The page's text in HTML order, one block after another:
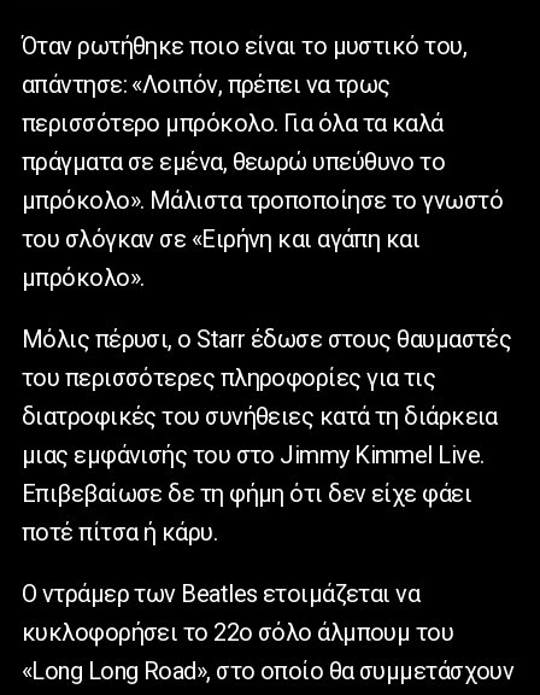
Όταν ρωτήθηκε ποιο είναι το μυστικό του,
απάντησε: «Λοιπόν, πρέπει να τρως
περισσότερο μπρόκολο. Για όλα τα καλά
πράγματα σε εμένα, θεωρώ υπεύθυνο το
μπρόκολο». Μάλιστα τροποποίησε το γνωστό
του σλόγκαν σε «Ειρήνη και αγάπη και
μπρόκολο».
Μόλις πέρυσι, ο Starr έδωσε στους θαυμαστές
του περισσότερες πληροφορίες για τις
διατροφικές του συνήθειες κατά τη διάρκεια
μιας εμφάνισής του στο Jimmy Kimmel Live.
Επιβεβαίωσε δε τη φήμη ότι δεν είχε φάει
ποτέ πίτσα ή κάρυ.
Ο ντράμερ των Beatles ετοιμάζεται να
κυκλοφορήσει το 22ο σόλο άλμπουμ του
«Long Long Road», στο οποίο θα συμμετάσχουν